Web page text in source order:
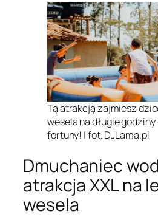
Tą atrakcją zajmiesz
wesela na długie
fortuny! | fot. DJLama.pl
Dmuchaniec
atrakcja XXL na
wesela